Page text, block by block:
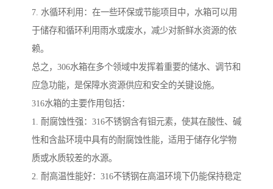
7. 水循环利用：在一些环保或节能项目中，水箱可以用
于储存和循环利用雨水或废水，减少对新鲜水资源的依
赖。
总之，306水箱在多个领域中发挥着重要的储水、调节和
应急功能，是保障水资源供应和安全的关键设施。
316水箱的主要作用包括：
1. 耐腐蚀性强：316不锈钢含有钼元素，使其在酸性、碱
性和含盐环境中具有的耐腐蚀性能，适用于储存化学物
质或水质较差的水源。
2. 耐高温性能好：316不锈钢在高温环境下仍能保持稳定